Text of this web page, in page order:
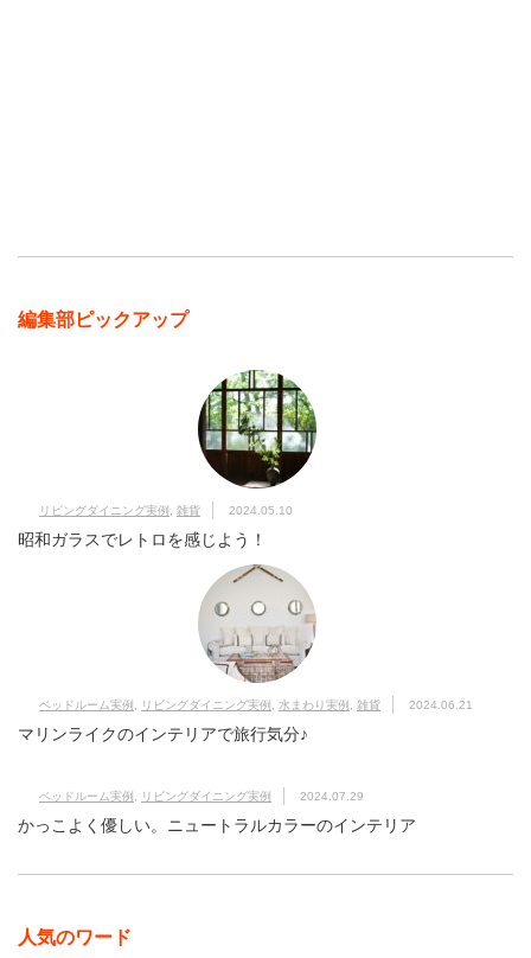
編集部ピックアップ
リビングダイニング実例 雑貨 2024.05.10
昭和ガラスでレトロを感じよう！
ベッドルーム実例 リビングダイニング実例 水まわり実例 雑貨 2024.06.21
マリンライクのインテリアで旅行気分♪
ベッドルーム実例 リビングダイニング実例 2024.07.29
かっこよく優しい。ニュートラルカラーのインテリア
人気のワード